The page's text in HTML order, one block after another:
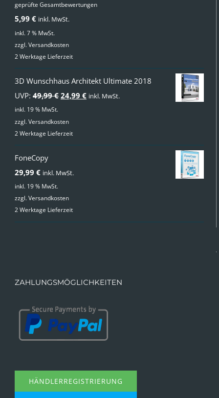
Bewertet
von 5
geprüfte Gesamtbewertungen
5,99 € inkl. MwSt.
inkl. 7 % MwSt.
zzgl.Versandkosten
2 Werktage Lieferzeit
3D Wunschhaus Architekt Ultimate 2018
UVP: 49,99€ Ursprünglicher
war:
24,99 €Aktueller
inkl. MwSt.
inkl. 19 % MwSt.
zzgl.Versandkosten
2 Werktage Lieferzeit
FoneCopy
29,99 € inkl. MwSt.
inkl. 19 % MwSt.
zzgl.Versandkosten
2 Werktage Lieferzeit
ZAHLUNGSMÖGLICHKEITEN
HÄNDLERREGISTRIERUNG